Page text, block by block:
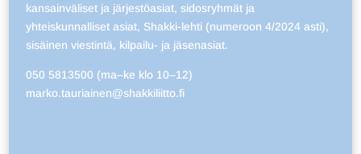
kansainväliset ja järjestöasiat, sidosryhmät ja
yhteiskunnalliset asiat, Shakki-lehti (numeroon 4/2024 asti),
sisäinen viestintä, kilpailu- ja jäsenasiat.
050 5813500 (ma–ke klo 10–12)
marko.tauriainen@shakkiliitto.fi